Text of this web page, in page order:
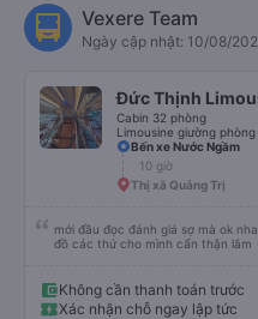
Vexere Team
Ngày cập nhật: 10/08/
Đức Thịnh
Cabin 32 phòng
Limousine giường
Bến xe Nước Ngầm
10 giờ
Thị xã Quảng Trị
mới đầu đọc đánh giá sợ mà ok
đồ các thứ cho mình cẩn thận lắm
Không cần thanh toán trước
Xác nhận chỗ ngay lập tức